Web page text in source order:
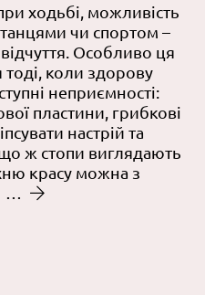
ходьбі, можливість
чи спортом –
Особливо ця
тоді, коли здорову
неприємності:
пластини, грибкові
настрій та
ж стопи виглядають
красу можна з
…